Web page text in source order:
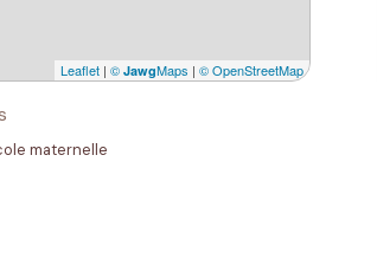
Leaflet | © JawgMaps | © OpenStreetMap
maternelle